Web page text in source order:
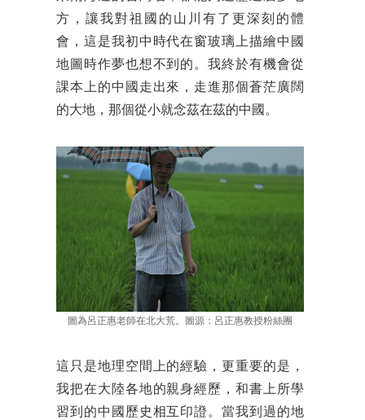
方，讓我對祖國的山川有了更深刻的體
會，這是我初中時代在窗玻璃上描繪中國
地圖時作夢也想不到的。我終於有機會從
課本上的中國走出來，走進那個蒼茫廣闊
的大地，那個從小就念茲在茲的中國。
圖為呂正惠老師在北大荒。圖源：呂正惠教授粉絲團
這只是地理空間上的經驗，更重要的是，
我把在大陸各地的親身經歷，和書上所學
習到的中國歷史相互印證。當我到過的地